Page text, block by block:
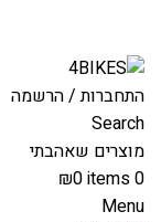
התחברות / הרשמה
Search
מוצרים שאהבתי
0
items
₪0
Menu